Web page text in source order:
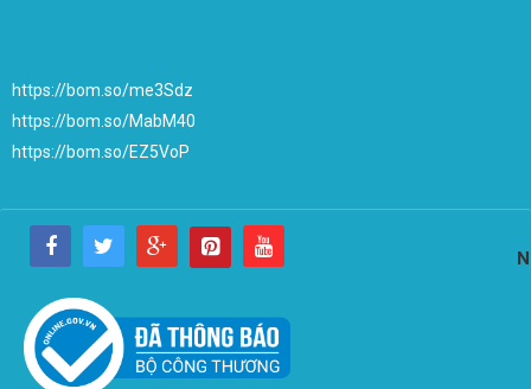
https://bom.so/me3Sdz
https://bom.so/MabM40
https://bom.so/EZ5VoP